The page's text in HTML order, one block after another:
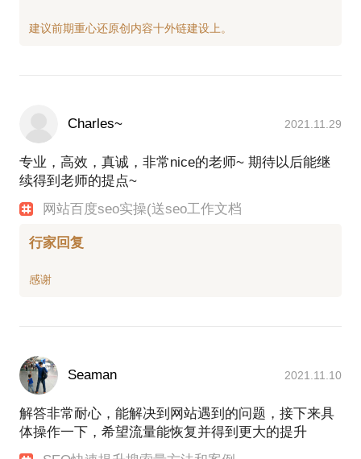
Charles~ 2021.11.29
专业，高效，真诚，非常nice的老师~ 期待以后能继
续得到老师的提点~
网站百度seo实操(送seo工作文档
行家回复
Seaman 2021.11.10
解答非常耐心，能解决到网站遇到的问题，接下来具
体操作一下，希望流量能恢复并得到更大的提升